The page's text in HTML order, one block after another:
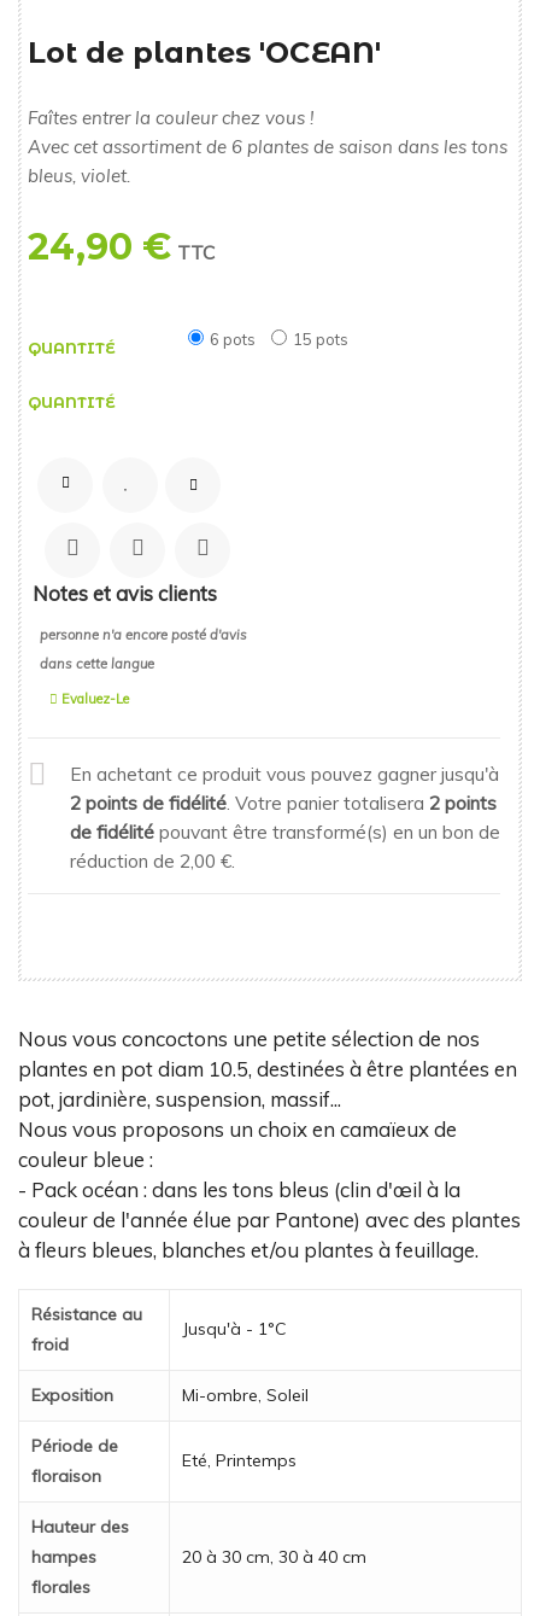
Lot de plantes 'OCEAN'
Faîtes entrer la couleur chez vous !
Avec cet assortiment de 6 plantes de saison dans les tons
bleus, violet.
24,90 € TTC
QUANTITÉ 6 pots 15 pots
QUANTITÉ
Notes et avis clients
personne n'a encore posté d'avis
dans cette langue
Evaluez-Le
En achetant ce produit vous pouvez gagner jusqu'à
2 points de fidélité. Votre panier totalisera 2 points
de fidélité pouvant être transformé(s) en un bon de
réduction de 2,00 €.
Nous vous concoctons une petite sélection de nos
plantes en pot diam 10.5, destinées à être plantées en
pot, jardinière, suspension, massif...
Nous vous proposons un choix en camaïeux de
couleur bleue :
- Pack océan : dans les tons bleus (clin d'œil à la
couleur de l'année élue par Pantone) avec des plantes
à fleurs bleues, blanches et/ou plantes à feuillage.
Résistance au
froid
Jusqu'à - 1°C
Exposition Mi-ombre, Soleil
Période de
floraison
Eté, Printemps
Hauteur des
hampes
florales
20 à 30 cm, 30 à 40 cm